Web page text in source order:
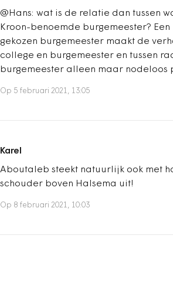
@Hans: wat is de relatie dan tussen
Kroon-benoemde burgemeester? Een
gekozen burgemeester maakt de
college en burgemeester en tussen
burgemeester alleen maar nodeloos
Op 5 februari 2021, 13:05
Karel
Aboutaleb steekt natuurlijk ook met
schouder boven Halsema uit!
Op 8 februari 2021, 10:03